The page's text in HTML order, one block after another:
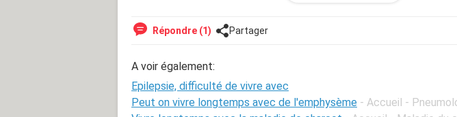
vivre avec, et j'en suis persuadé, et qui on réussi à trouver les
questions.
Répondre (1) Partager
A voir également:
Epilepsie, difficulté de vivre avec
Peut on vivre longtemps avec de l'emphysème - Accueil -